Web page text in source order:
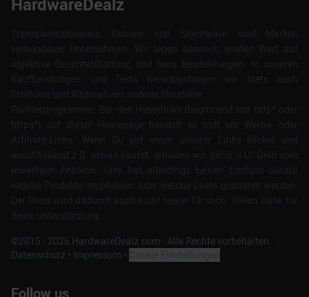
©2015 - 2026 HardwareDealz.com - Alle Rechte vorbehalten.
Datenschutz • Impressum •
Follow us